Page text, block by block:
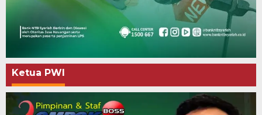
Ketua PWI